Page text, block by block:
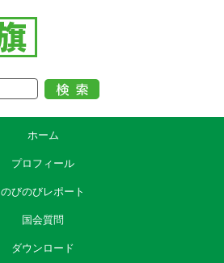
ホーム
プロフィール
のびのびレポート
国会質問
ダウンロード